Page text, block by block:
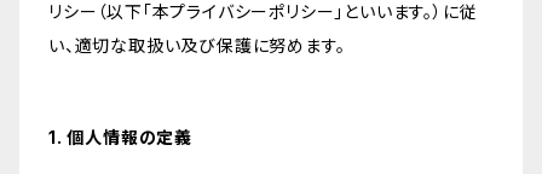
リシー（以下「本プライバシーポリシー」といいます。）に従
い、適切な取扱い及び保護に努めます。
1. 個人情報の定義